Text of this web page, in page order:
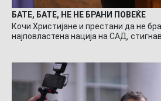
БАТЕ, БАТЕ, НЕ НЕ БРАНИ ПОВЕЌЕ
Кочи Христијане и престани да не
најповластена нација на САД,